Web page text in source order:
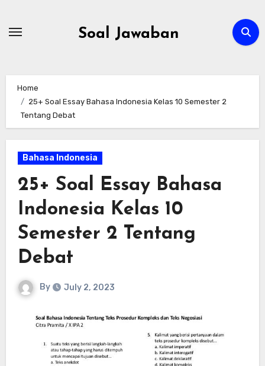
Soal Jawaban
Home
25+ Soal Essay Bahasa Indonesia Kelas 10 Semester 2
Tentang Debat
Bahasa Indonesia
25+ Soal Essay Bahasa
Indonesia Kelas 10
Semester 2 Tentang
Debat
By July 2, 2023